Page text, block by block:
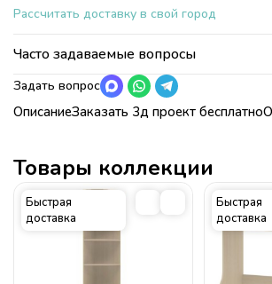
ОписаниеЗаказать 3д проект бесплатно
Коллекция
Стиль
Фурнитура
Страна
Стиль
Материал
Турция,
Рассчитать доставку в свой город
Часто задаваемые вопросы
Задать вопрос
Товары коллекции
Быстрая
доставка
Быстрая
доставка